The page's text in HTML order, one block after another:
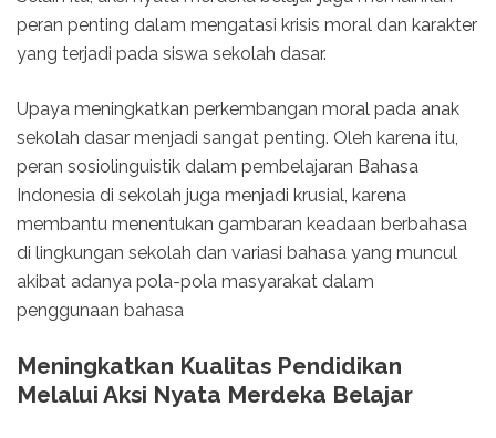
peran penting dalam mengatasi krisis moral dan karakter
yang terjadi pada siswa sekolah dasar.
Upaya meningkatkan perkembangan moral pada anak
sekolah dasar menjadi sangat penting. Oleh karena itu,
peran sosiolinguistik dalam pembelajaran Bahasa
Indonesia di sekolah juga menjadi krusial, karena
membantu menentukan gambaran keadaan berbahasa
di lingkungan sekolah dan variasi bahasa yang muncul
akibat adanya pola-pola masyarakat dalam
penggunaan bahasa
Meningkatkan Kualitas Pendidikan
Melalui Aksi Nyata Merdeka Belajar